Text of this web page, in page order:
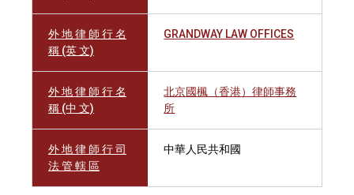
外 地 律 師 行 名
稱 (英 文)
GRANDWAY LAW OFFICES
外 地 律 師 行 名
稱 (中 文)
北京國楓（香港）律師事務
所
外 地 律 師 行 司
法 管 轄 區
中華人民共和國